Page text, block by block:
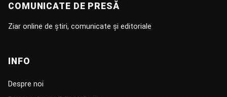
COMUNICATE DE PRESĂ
Ziar online de știri, comunicate și editoriale
INFO
Despre noi